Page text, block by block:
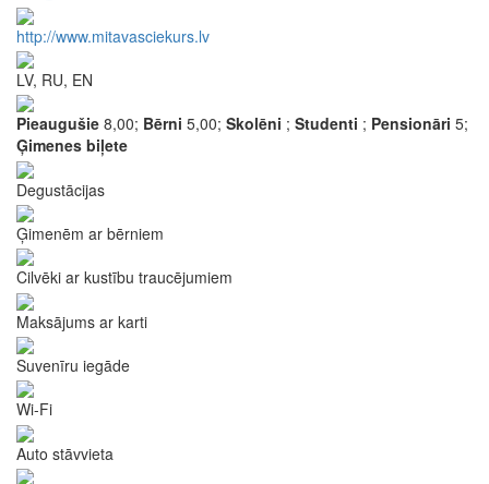
http://www.mitavasciekurs.lv
LV, RU, EN
Pieaugušie 8,00; Bērni 5,00; Skolēni ; Studenti ; Pensionāri 5;
Ģimenes biļete
Degustācijas
Ģimenēm ar bērniem
Cilvēki ar kustību traucējumiem
Maksājums ar karti
Suvenīru iegāde
Wi-Fi
Auto stāvvieta